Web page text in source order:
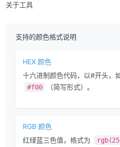
关于工具
支持的颜色格式说明
HEX 颜色
十六进制颜色代码，以#开头，
#f00 （简写形式）。
RGB 颜色
红绿蓝三色值，格式为